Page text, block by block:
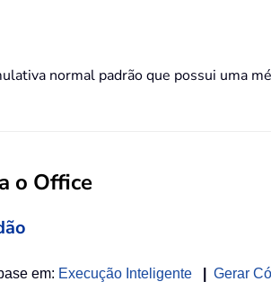
normal padrão que possui uma
o Office
em: Execução Inteligente Gerar